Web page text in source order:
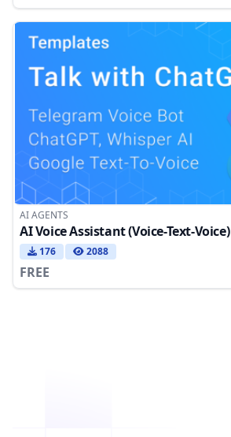
AI AGENTS
AI Voice Assistant (Voice-Text-Voice)
176 2088
FREE